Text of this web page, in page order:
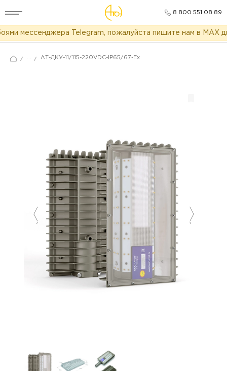
8 800 551 08 89
мессенджера Telegram, пожалуйста пишите нам в MAX
/ ... / АТ-ДКУ-11/115-220VDC-IP65/67-Ex